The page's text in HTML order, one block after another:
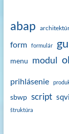
abap
form formulár
menu modul
prihlásenie
sbwp script sqvi
štruktúra